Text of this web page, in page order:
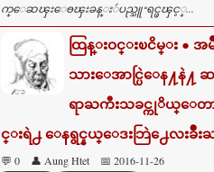
က္ေဆၾးေႎၾးခန္းဴပည္သူႚရင္ဖၾင့္...
ထြန္းဝင္းၿငိမ္း ● အမ်ဳိ
သားေအာင္ပြဲေန႔နဲ႔ ဆ
ရာႀကီးသခင္ကုိယ္ေတ
င္းရဲ႕ ေနရွင္နယ္ေဒးဘြဲ႕ေလးခ်ဳိး
💬 0 👤 Aung Htet
📅 2016-11-26